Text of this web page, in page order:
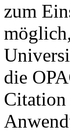
zum
die
Citation